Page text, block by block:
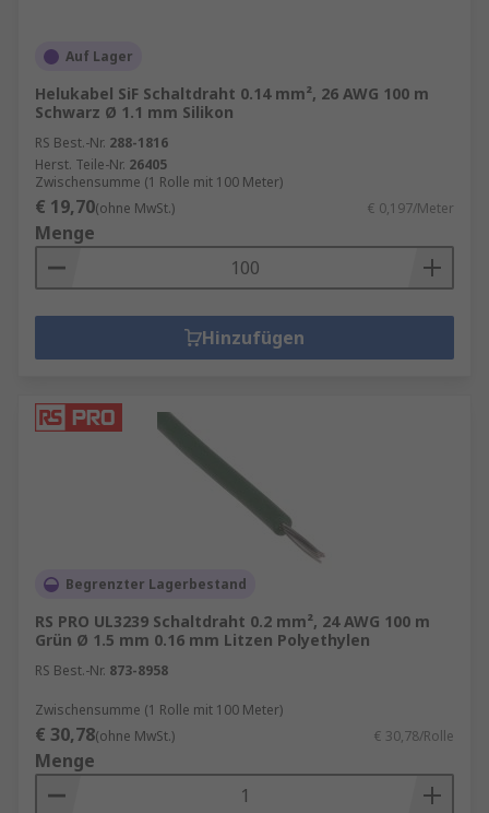
Auf Lager
Helukabel SiF Schaltdraht 0.14 mm², 26 AWG 100 m
Schwarz Ø 1.1 mm Silikon
RS Best.-Nr. 288-1816
Herst. Teile-Nr. 26405
Zwischensumme (1 Rolle mit 100 Meter)
€ 19,70(ohne MwSt.) € 0,197/Meter
Menge
Hinzufügen
Begrenzter Lagerbestand
RS PRO UL3239 Schaltdraht 0.2 mm², 24 AWG 100 m
Grün Ø 1.5 mm 0.16 mm Litzen Polyethylen
RS Best.-Nr. 873-8958
Zwischensumme (1 Rolle mit 100 Meter)
€ 30,78(ohne MwSt.) € 30,78/Rolle
Menge